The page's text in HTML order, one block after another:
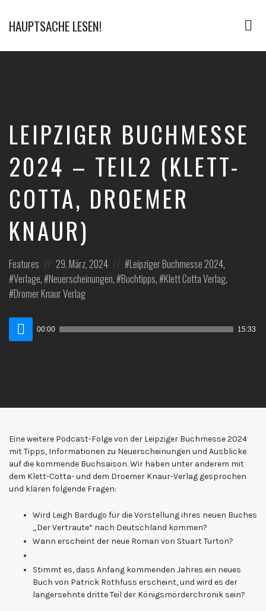
HAUPTSACHE LESEN!
Bücher
LEIPZIGER BUCHMESSE
2024 – TEIL2 (KLETT-
COTTA, DROEMER
KNAUR)
Posted
in:
Features
Posted
on
29. März, 2024
Posted
in:
Leipziger Buchmesse 2024,
Verlage, Neuerscheinungen, Buchtipps, Klett Cotta Verlag,
Dromer Knaur Verlag
Audio-
Player
00:00 15:33
Eine weitere Podcast-Folge von der Leipziger Buchmesse 2024
mit Tipps, Informationen zu Neuerscheinungen und Ausblicke
auf die kommende Buchsaison. Wir haben unter anderem mit
dem Klett-Cotta- und dem Droemer Knaur-Verlag gesprochen
und klären folgende Fragen:
Wird Leigh Bardugo für die Vorstellung ihres neuen Buches
„Der Vertraute“ nach Deutschland kommen?
Wann erscheint der neue Roman von Stuart Turton?
Stimmt es, dass Anfang kommenden Jahres ein neues
Buch von Patrick Rothfuss erscheint, und wird es der
langersehnte dritte Teil der Königsmörderchronik sein?